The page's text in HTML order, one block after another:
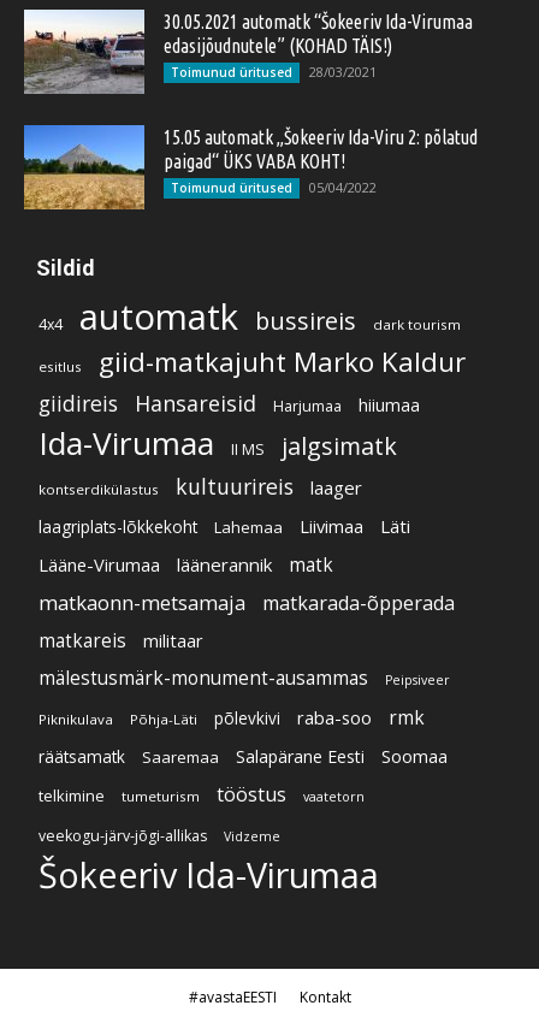
30.05.2021 automatk “Šokeeriv Ida-Virumaa
edasijõudnutele” (KOHAD TÄIS!)
Toimunud üritused 28/03/2021
15.05 automatk „Šokeeriv Ida-Viru 2: põlatud
paigad“ ÜKS VABA KOHT!
Toimunud üritused 05/04/2022
Sildid
4x4 automatk bussireis dark tourism
esitlus giid-matkajuht Marko Kaldur
giidireis Hansareisid Harjumaa hiiumaa
Ida-Virumaa II MS jalgsimatk
kontserdikülastus kultuurireis laager
laagriplats-lõkkekoht Lahemaa Liivimaa
Läti
Lääne-Virumaa
läänerannik matk
matkaonn-metsamaja matkarada-õpperada
matkareis militaar
mälestusmärk-monument-ausammas Peipsiveer
Piknikulava Põhja-Läti põlevkivi raba-soo rmk
räätsamatk Saaremaa Salapärane Eesti Soomaa
telkimine tumeturism tööstus vaatetorn
veekogu-järv-jõgi-allikas Vidzeme
Šokeeriv Ida-Virumaa
#avastaEESTI Kontakt